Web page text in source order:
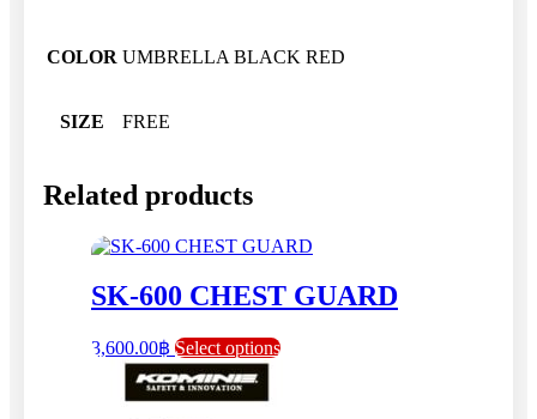
COLOR UMBRELLA BLACK RED
SIZE FREE
Related products
SK-600 CHEST GUARD
3,600.00฿ Select optionsThis